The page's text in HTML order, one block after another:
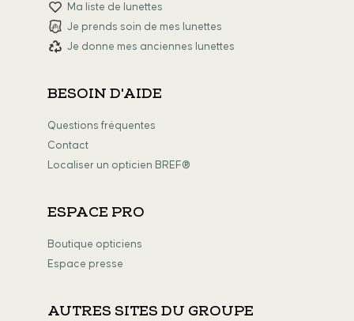
Ma liste de lunettes
Je prends soin de mes lunettes
Je donne mes anciennes lunettes
BESOIN D'AIDE
Questions fréquentes
Contact
Localiser un opticien BREF®
ESPACE PRO
Boutique opticiens
Espace presse
AUTRES SITES DU GROUPE